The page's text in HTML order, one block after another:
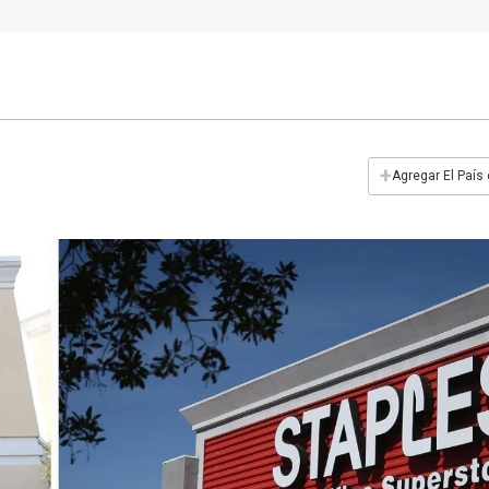
+Agregar El País